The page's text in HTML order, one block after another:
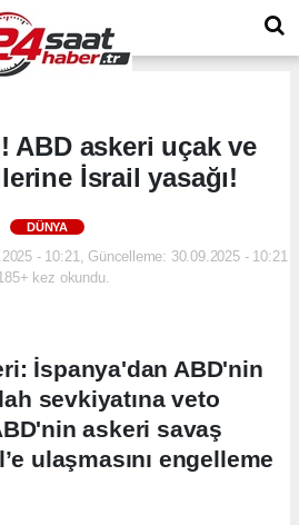
ABD askeri uçak ve
İsrail yasağı!
DÜNYA
- 10:21, Güncelleme: 30.09.2025 - 10:21
kez okundu.
İspanya'dan ABD'nin
sevkiyatına veto
askeri savaş
ulaşmasını engelleme